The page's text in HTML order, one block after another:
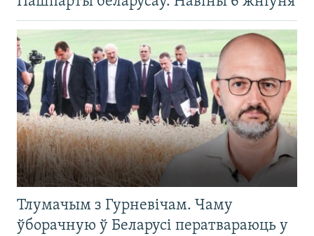
Тлумачым з Гурневічам. Чаму
ўборачную ў Беларусі ператвараюць у